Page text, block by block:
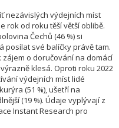
nezávislých výdejních míst
rok od roku těší větší oblibě.
Čechů (46 %) si
posílat své balíčky právě tam.
zájem o doručování na domácí
klesá. Oproti roku 2022
výdejních míst lidé
(51 %), ušetří na
(19 %). Údaje vyplývají z
Instant Research pro